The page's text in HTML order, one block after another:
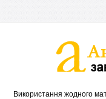
Використання жодного